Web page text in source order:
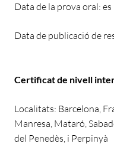
Data de la prova oral:
Data de publicació de
Certificat de nivell
Localitats: Barcelona,
Manresa, Mataró,
del Penedès, i Perpinyà